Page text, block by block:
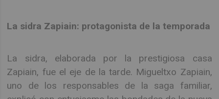
La sidra Zapiain: protagonista de la temporada
La sidra, elaborada por la prestigiosa casa
Zapiain, fue el eje de la tarde. Migueltxo Zapiain,
uno de los responsables de la saga familiar,